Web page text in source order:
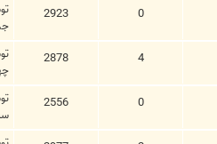
0
2923
جمعه
4
2878
0
2556